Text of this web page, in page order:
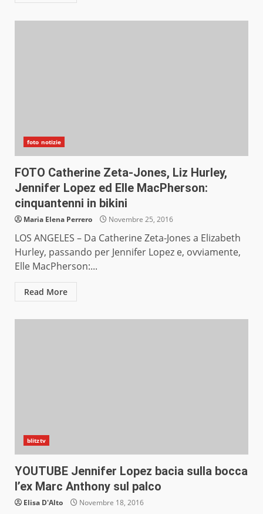
foto notizie
FOTO Catherine Zeta-Jones, Liz Hurley,
Jennifer Lopez ed Elle MacPherson:
cinquantenni in bikini
Maria Elena Perrero Novembre 25, 2016
LOS ANGELES – Da Catherine Zeta-Jones a Elizabeth
Hurley, passando per Jennifer Lopez e, ovviamente,
Elle MacPherson:...
Read More
blitztv
YOUTUBE Jennifer Lopez bacia sulla bocca
l’ex Marc Anthony sul palco
Elisa D'Alto Novembre 18, 2016